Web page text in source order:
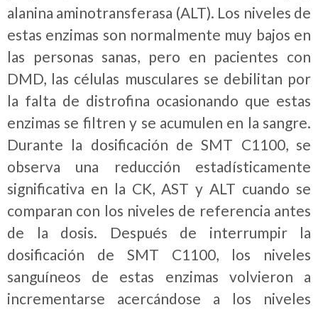
alanina aminotransferasa (ALT). Los niveles de
estas enzimas son normalmente muy bajos en
las personas sanas, pero en pacientes con
DMD, las células musculares se debilitan por
la falta de distrofina ocasionando que estas
enzimas se filtren y se acumulen en la sangre.
Durante la dosificación de SMT C1100, se
observa una reducción estadísticamente
significativa en la CK, AST y ALT cuando se
comparan con los niveles de referencia antes
de la dosis. Después de interrumpir la
dosificación de SMT C1100, los niveles
sanguíneos de estas enzimas volvieron a
incrementarse acercándose a los niveles